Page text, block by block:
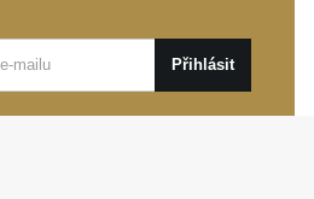
Přihlásit